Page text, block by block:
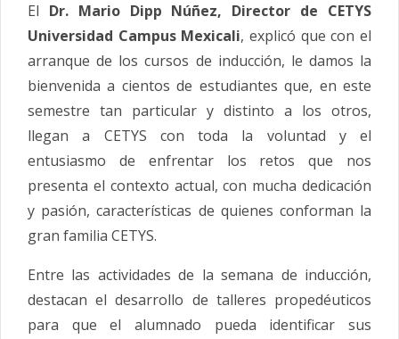
El Dr. Mario Dipp Núñez, Director de CETYS
Universidad Campus Mexicali, explicó que con el
arranque de los cursos de inducción, le damos la
bienvenida a cientos de estudiantes que, en este
semestre tan particular y distinto a los otros,
llegan a CETYS con toda la voluntad y el
entusiasmo de enfrentar los retos que nos
presenta el contexto actual, con mucha dedicación
y pasión, características de quienes conforman la
gran familia CETYS.
Entre las actividades de la semana de inducción,
destacan el desarrollo de talleres propedéuticos
para que el alumnado pueda identificar sus